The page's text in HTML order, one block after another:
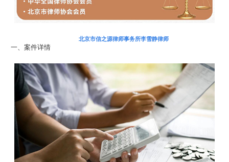
北京市信之源律师事务所李雪静律师
一、案件详情